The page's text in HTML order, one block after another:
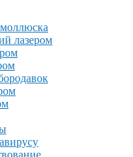
лазером